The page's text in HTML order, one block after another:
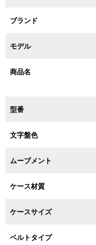
腕時計サイズ調整サービス
店舗受け取りサービス
ブランド
モデル
商品名
型番
文字盤色
ムーブメント
ケース材質
ケースサイズ
ベルトタイプ